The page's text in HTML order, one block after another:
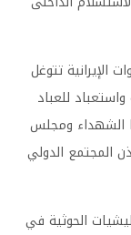
الإيرانية تتوغل
للعباد
الشهداء ومجلس
المجتمع الدولي
الحوثية في